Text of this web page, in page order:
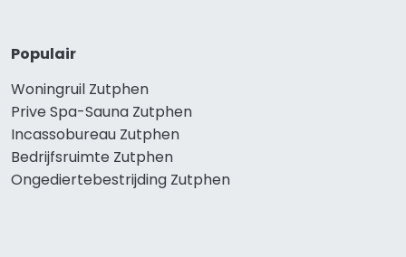
Populair
Woningruil Zutphen
Prive Spa-Sauna Zutphen
Incassobureau Zutphen
Bedrijfsruimte Zutphen
Ongediertebestrijding Zutphen